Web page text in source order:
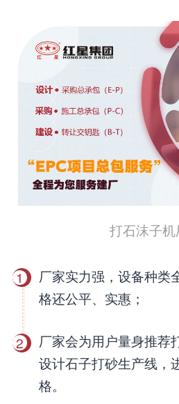
打石沫子机
1
厂家实力强，设备种类
格还公平、实惠；
2
厂家会为用户量身推荐
设计石子打砂生产线，
格。